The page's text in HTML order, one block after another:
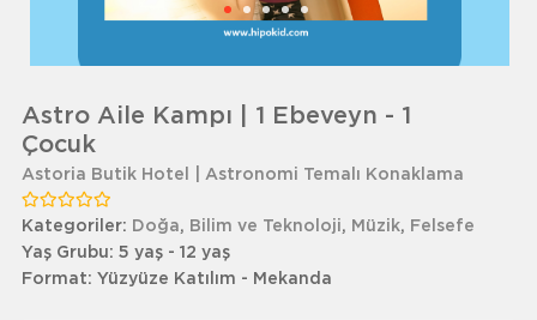
Astro Aile Kampı | 1 Ebeveyn - 1
Çocuk
Astoria Butik Hotel | Astronomi Temalı Konaklama
Kategoriler: Doğa, Bilim ve Teknoloji, Müzik, Felsefe
Yaş Grubu: 5 yaş - 12 yaş
Format: Yüzyüze Katılım - Mekanda